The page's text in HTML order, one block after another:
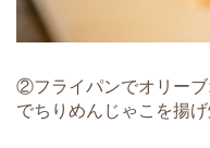
②フライパンでオリーブ
でちりめんじゃこを揚げ